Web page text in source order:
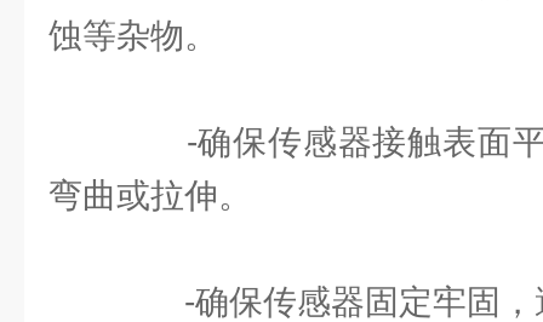
蚀等杂物。
-确保传感器接触表面平
弯曲或拉伸。
-确保传感器固定牢固，